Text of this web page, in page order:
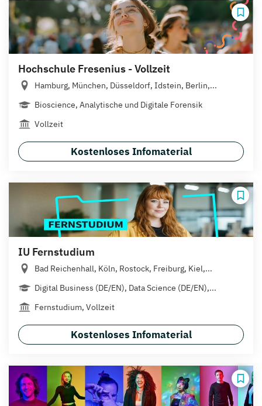
Hochschule Fresenius - Vollzeit
Hamburg, München, Düsseldorf, Idstein, Berlin,...
Bioscience, Analytische und Digitale Forensik
Vollzeit
Kostenloses Infomaterial
IU Fernstudium
Bad Reichenhall, Köln, Rostock, Freiburg, Kiel,...
Digital Business (DE/EN), Data Science (DE/EN),...
Fernstudium, Vollzeit
Kostenloses Infomaterial